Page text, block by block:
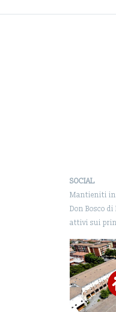
SOCIAL
Mantieniti in
Don Bosco
attivi sui